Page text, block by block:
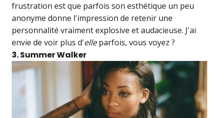
frustration est que parfois son esthétique un peu
anonyme donne l'impression de retenir une
personnalité vraiment explosive et audacieuse. J'ai
envie de voir plus d'elleparfois, vous voyez ?
3. Summer Walker